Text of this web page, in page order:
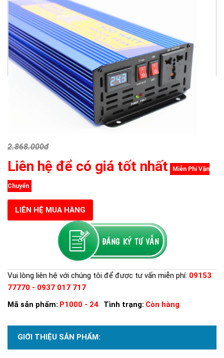
2.868.000đ
Liên hệ để có giá tốt nhất Miễn Phí Vận
Chuyển
LIÊN HỆ MUA HÀNG
Vui lòng liên hệ với chúng tôi để được tư vấn miễn phí: 09153
77770 - 0937 017 717
Mã sản phẩm: P1000 - 24 Tình trạng: Còn hàng
GIỚI THIỆU SẢN PHẨM: